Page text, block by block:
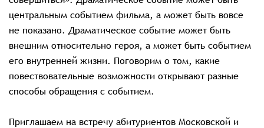
центральным событием фильма, а может быть вовсе
не показано. Драматическое событие может быть
внешним относительно героя, а может быть событием
его внутренней жизни. Поговорим о том, какие
повествовательные возможности открывают разные
способы обращения с событием.
Приглашаем на встречу абитуриентов Московской и